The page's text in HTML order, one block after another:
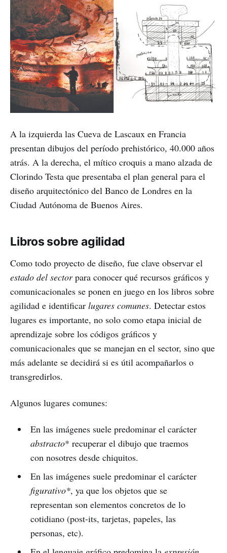
A la izquierda las Cueva de Lascaux en Francia
presentan dibujos del período prehistórico, 40.000 años
atrás. A la derecha, el mítico croquis a mano alzada de
Clorindo Testa que presentaba el plan general para el
diseño arquitectónico del Banco de Londres en la
Ciudad Autónoma de Buenos Aires.
Libros sobre agilidad
Como todo proyecto de diseño, fue clave observar el
estado del sectorpara conocer qué recursos gráficos y
comunicacionales se ponen en juego en los libros sobre
agilidad e identificar lugares comunes. Detectar estos
lugares es importante, no solo como etapa inicial de
aprendizaje sobre los códigos gráficos y
comunicacionales que se manejan en el sector, sino que
más adelante se decidirá si es útil acompañarlos o
transgredirlos.
Algunos lugares comunes:
En las imágenes suele predominar el carácter
abstracto* recuperar el dibujo que traemos
con nosotres desde chiquitos.
En las imágenes suele predominar el carácter
figurativo*, ya que los objetos que se
representan son elementos concretos de lo
cotidiano (post-its, tarjetas, papeles, las
personas, etc).